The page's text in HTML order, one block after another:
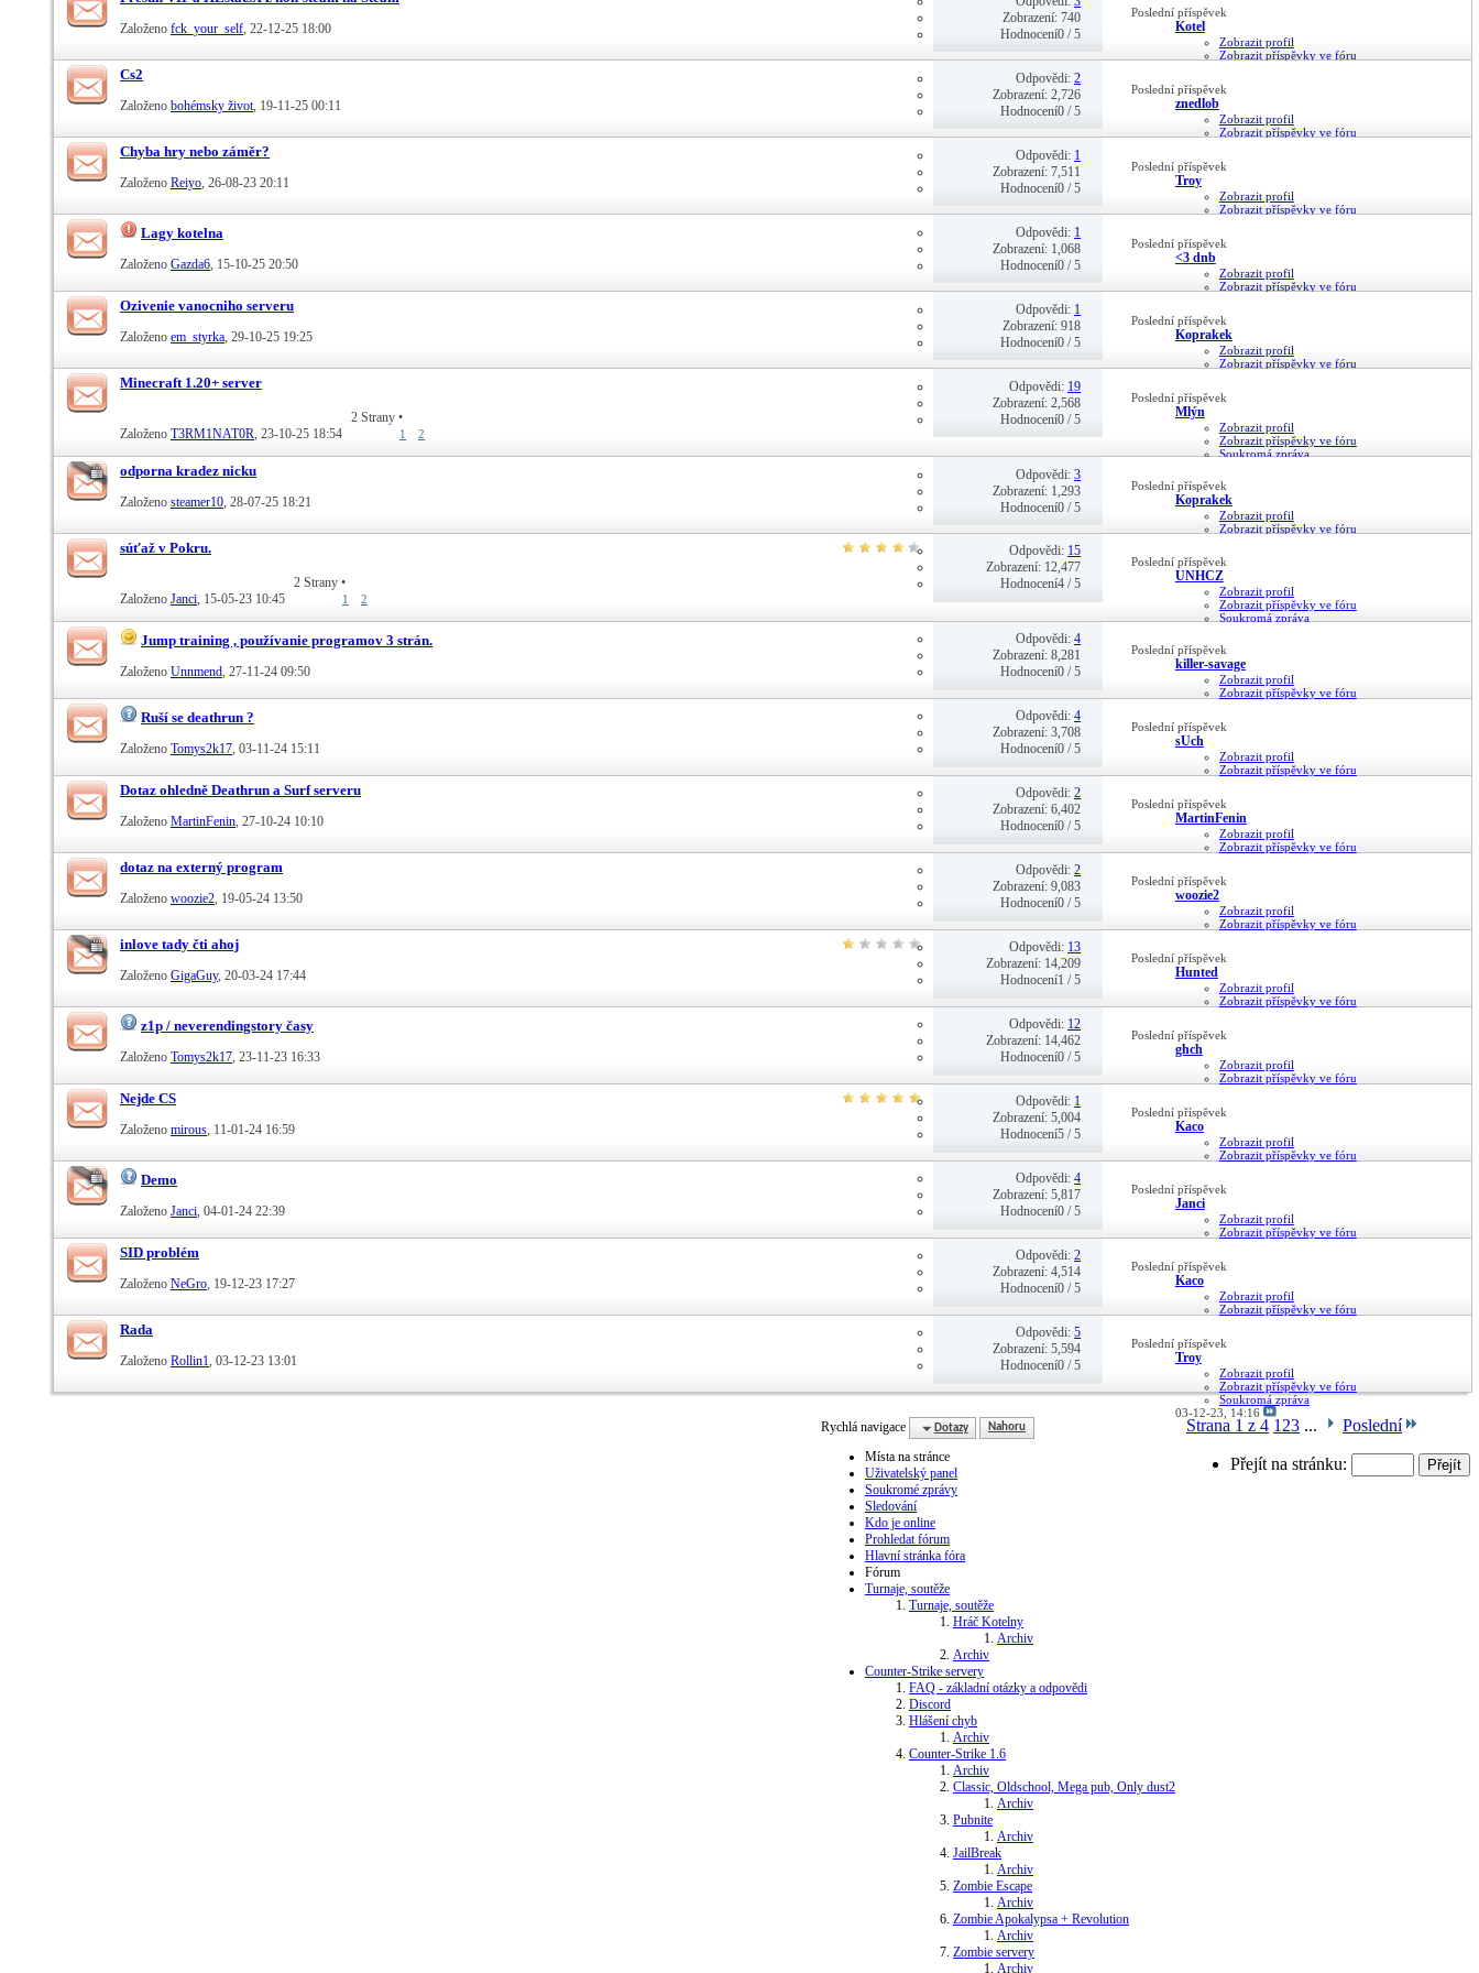
Založeno fck_your_self‎, 22-12-25 18:00
Zobrazení: 740
Hodnocení0 / 5
Poslední příspěvek
Kotel
Zobrazit profil
Zobrazit příspěvky ve fóru
Cs2
Založeno bohémsky život‎, 19-11-25 00:11
Odpovědi:2
Zobrazení: 2,726
Hodnocení0 / 5
Poslední příspěvek
znedlob
Zobrazit profil
Zobrazit příspěvky ve fóru
Chyba hry nebo záměr?
Založeno Reiyo‎, 26-08-23 20:11
Odpovědi: 1
Zobrazení: 7,511
Hodnocení0 / 5
Poslední příspěvek
Troy
Zobrazit profil
Zobrazit příspěvky ve fóru
Lagy kotelna
Založeno Gazda6 ‎, 15-10-25 20:50
Odpovědi: 1
Zobrazení: 1,068
Hodnocení0 / 5
Poslední příspěvek
<3 dnb
Zobrazit profil
Zobrazit příspěvky ve fóru
Ozivenie vanocniho serveru
Založeno em_styrka ‎, 29-10-25 19:25
Odpovědi: 1
Zobrazení: 918
Hodnocení0 / 5
Poslední příspěvek
Koprakek
Zobrazit profil
Zobrazit příspěvky ve fóru
Minecraft 1.20+ server
Založeno T3RM1NAT0R ‎, 23-10-25 18:54
2 Strany •
1 2
Odpovědi: 19
Zobrazení: 2,568
Hodnocení0 / 5
Poslední příspěvek
Mlýn
Zobrazit profil
Zobrazit příspěvky ve fóru
Soukromá zpráva
odporna kradez nicku
Založeno steamer10 ‎, 28-07-25 18:21
Odpovědi:3
Zobrazení: 1,293
Hodnocení0 / 5
Poslední příspěvek
Koprakek
Zobrazit profil
Zobrazit příspěvky ve fóru
28-07-25,
súťaž v Pokru.
Založeno Janci ‎, 15-05-23 10:45
2 Strany •
1 2
Odpovědi: 15
Zobrazení: 12,477
Hodnocení4 / 5
Poslední příspěvek
UNHCZ
Zobrazit profil
Zobrazit příspěvky ve fóru
Soukromá zpráva
Jump training , používanie programov 3 strán.
Založeno Unnmend ‎, 27-11-24 09:50
Odpovědi:4
Zobrazení: 8,281
Hodnocení0 / 5
Poslední příspěvek
killer-savage
Zobrazit profil
Zobrazit příspěvky ve fóru
Navštivte domovskou stránku
29-11-24,
Ruší se deathrun ?
Založeno Tomys2k17 ‎, 03-11-24 15:11
Odpovědi:4
Zobrazení: 3,708
Hodnocení0 / 5
Poslední příspěvek
sUch
Zobrazit profil
Zobrazit příspěvky ve fóru
12-11-24,
Dotaz ohledně Deathrun a Surf serveru
Založeno MartinFenin ‎, 27-10-24 10:10
Odpovědi:2
Zobrazení: 6,402
Hodnocení0 / 5
Poslední příspěvek
MartinFenin
Zobrazit profil
Zobrazit příspěvky ve fóru
06-11-24,
dotaz na externý program
Založeno woozie2 ‎, 19-05-24 13:50
Odpovědi:2
Zobrazení: 9,083
Hodnocení0 / 5
Poslední příspěvek
woozie2
Zobrazit profil
Zobrazit příspěvky ve fóru
20-05-24,
inlove tady čti ahoj
Založeno GigaGuy‎, 20-03-24 17:44
Odpovědi: 13
Zobrazení: 14,209
Hodnocení1 / 5
Poslední příspěvek
Hunted
Zobrazit profil
Zobrazit příspěvky ve fóru
23-03-24,
z1p / neverendingstory časy
Založeno Tomys2k17 ‎, 23-11-23 16:33
Odpovědi: 12
Zobrazení: 14,462
Hodnocení0 / 5
Poslední příspěvek
ghch
Zobrazit profil
Zobrazit příspěvky ve fóru
03-02-24,
Nejde CS
Založeno mirous ‎, 11-01-24 16:59
Odpovědi: 1
Zobrazení: 5,004
Hodnocení5 / 5
Poslední příspěvek
Kaco
Zobrazit profil
Zobrazit příspěvky ve fóru
Demo
Založeno Janci ‎, 04-01-24 22:39
Odpovědi:4
Zobrazení: 5,817
Hodnocení0 / 5
Poslední příspěvek
Janci
Zobrazit profil
Zobrazit příspěvky ve fóru
SID problém
Založeno NeGro ‎, 19-12-23 17:27
Odpovědi:2
Zobrazení: 4,514
Hodnocení0 / 5
Poslední příspěvek
Kaco
Zobrazit profil
Zobrazit příspěvky ve fóru
Rada
Založeno Rollin1 ‎, 03-12-23 13:01
Odpovědi:5
Zobrazení: 5,594
Hodnocení0 / 5
Poslední příspěvek
Troy
Zobrazit profil
Zobrazit příspěvky ve fóru
Soukromá zpráva
03-12-23, 14:16
Strana 1 z 4 1 23 ... Poslední
Přejít na stránku:
Rychlá navigace Dotazy Nahoru
Místa na stránce
Uživatelský panel
Soukromé zprávy
Sledování
Kdo je online
Prohledat fórum
Hlavní stránka fóra
Fórum
Turnaje, soutěže
Turnaje, soutěže
Hráč Kotelny
Archiv
Archiv
Counter-Strike servery
FAQ - základní otázky a odpovědi
Discord
Hlášení chyb
Archiv
Counter-Strike 1.6
Archiv
Classic, Oldschool, Mega pub, Only dust2
Archiv
Pubnite
Archiv
JailBreak
Archiv
Zombie Escape
Archiv
Zombie Apokalypsa + Revolution
Archiv
Zombie servery
Archiv